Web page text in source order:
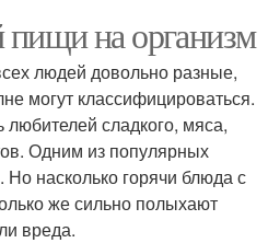
пищи на организм
людей довольно разные,
могут классифицироваться.
сладкого, мяса,
Одним из популярных
Но насколько горячи блюда с
же сильно полыхают
вреда.